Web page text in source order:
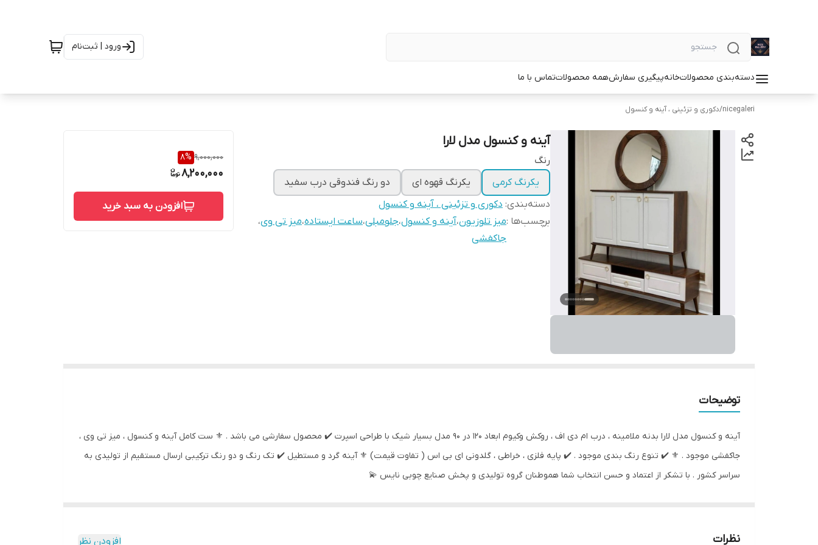
ورود | ثبت‌نام
دسته‌بندی محصولاتخانهپیگیری سفارشهمه محصولاتتماس با ما
nicegaleri
/دکوری و تزئینی ، آینه و کنسول
آینه و کنسول مدل لارا
رنگ
یکرنگ کرمی
یکرنگ قهوه ای
دو رنگ فندوقی درب سفید
دسته‌بندی: دکوری و تزئینی ، آینه و کنسول
برچسب‌ها :میز تلوزیون،آینه و کنسول،جلومبلی،ساعت ایستاده،میز تی وی،
جاکفشی
9,000,000
8%
8,200,000
افزودن به سبد خرید
توضیحات
آینه و کنسول مدل لارا بدنه ملامینه ، درب ام دی اف ، روکش وکیوم ابعاد ۱۲۰ در ۹۰ مدل بسیار شیک با طراحی اسپرت ✔️ محصول سفارشی می باشد . ⚜️ ست کامل آینه و کنسول ، میز تی وی ،
جاکفشی موجود . ⚜️ ✔️ تنوع رنگ بندی موجود . ✔️ پایه فلزی ، خراطی ، گلدونی ای بی اس ( تفاوت قیمت) ⚜️ آینه گرد و مستطیل ✔️ تک رنگ و دو رنگ ترکیبی ارسال مستقیم از تولیدی به
سراسر کشور . با تشکر از اعتماد و حسن انتخاب شما هموطنان گروه تولیدی و پخش صنایع چوبی نایس 💫
نظرات افزودن نظر